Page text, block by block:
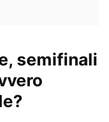
semifinali